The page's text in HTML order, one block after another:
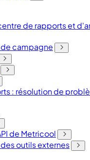
de rapports et
campagne
: résolution de
de Metricool
outils externes